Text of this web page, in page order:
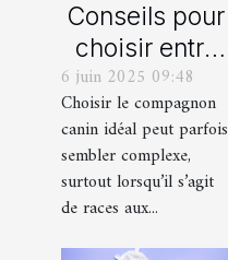
Conseils pour
choisir entre
un berger
blanc suisse
et un berger
américain
miniature
6 juin 2025 09:48
Choisir le compagnon
canin idéal peut parfois
sembler complexe,
surtout lorsqu’il s’agit
de races aux...